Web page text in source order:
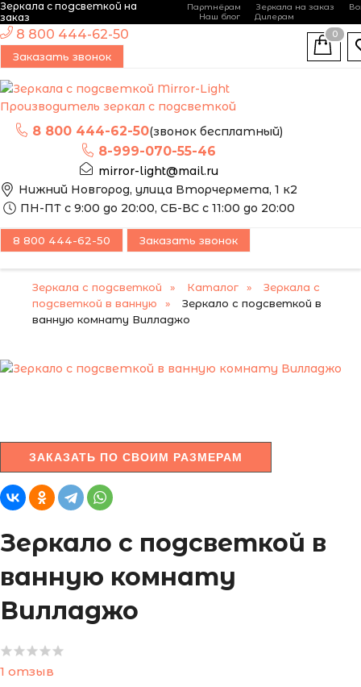
Зеркала с подсветкой на
заказ
Партнёрам Зеркала на заказ
Наш блог
Дилерам
Производитель зеркал с подсветкой
8 800 444-62-50(звонок бесплатный)
8-999-070-55-46
mirror-light@mail.ru
Нижний Новгород, улица Вторчермета, 1 к2
ПН-ПТ с 9:00 до 20:00, СБ-ВС с 11:00 до 20:00
8 800 444-62-50
Заказать звонок
0
8 800 444-62-50 Заказать звонок
Зеркала с подсветкой Каталог
Зеркала с
подсветкой в ванную
Зеркало с подсветкой в
ванную комнату Вилладжо
ЭТО ЗЕРКАЛО МЫ
МОЖЕМ ИЗГОТОВИТЬ
ПО ВАШИМ
ЗАКАЗАТЬ ПО СВОИМ РАЗМЕРАМ
Зеркало с подсветкой в
ванную комнату
Вилладжо
1 отзыв
-